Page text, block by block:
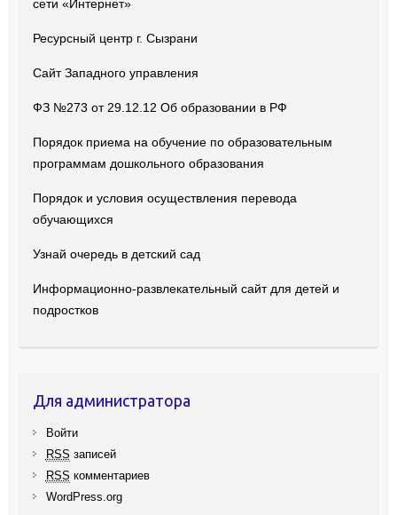
сети «Интернет»
Ресурсный центр г. Сызрани
Сайт Западного управления
ФЗ №273 от 29.12.12 Об образовании в РФ
Порядок приема на обучение по образовательным
программам дошкольного образования
Порядок и условия осуществления перевода
обучающихся
Узнай очередь в детский сад
Информационно-развлекательный сайт для детей и
подростков
Для администратора
Войти
RSS записей
RSS комментариев
WordPress.org